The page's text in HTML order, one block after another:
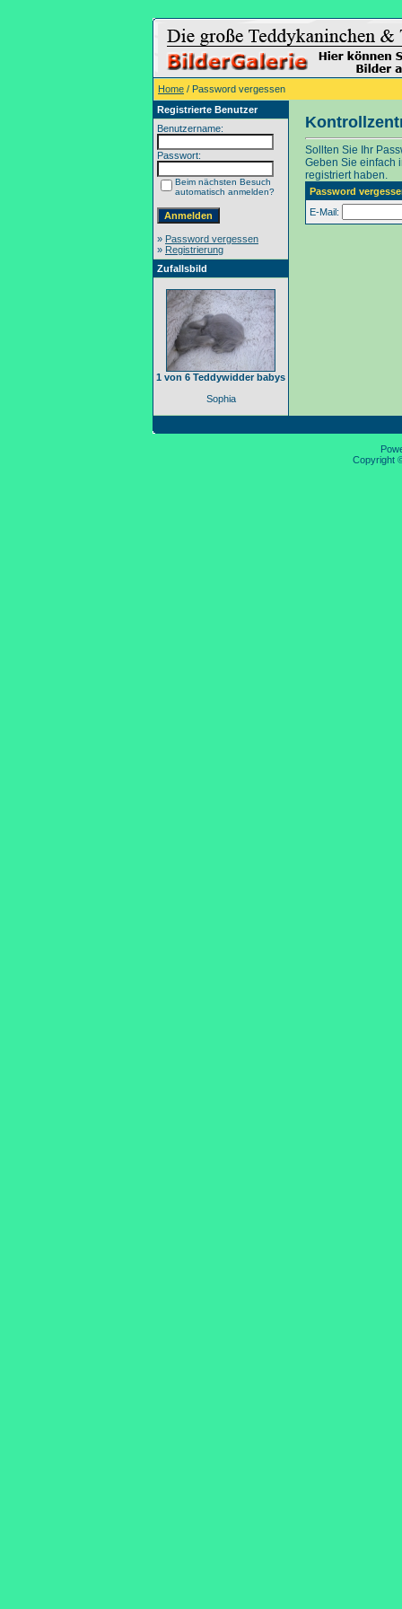
Home / Password vergessen
Registrierte Benutzer
Benutzername:
Passwort:
Beim nächsten Besuch
automatisch anmelden?
» Password vergessen
» Registrierung
Zufallsbild
1 von 6 Teddywidder babys
Sophia
Sollten Sie Ihr
Geben Sie einfach
registriert haben.
Password
E-Mail:
Copyright